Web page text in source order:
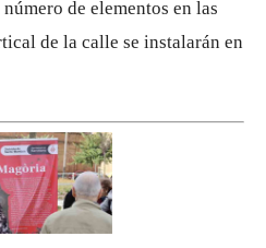
de elementos en las
de la calle se instalarán en